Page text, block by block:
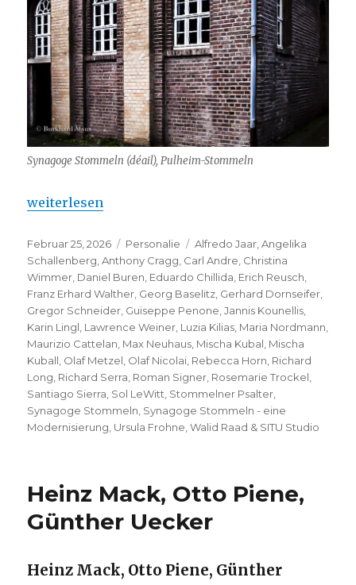
Synagoge Stommeln (déail), Pulheim-Stommeln
„Synagoge Stommeln – eine Modernisierung“
weiterlesen
Veröffentlicht
am
Februar 25, 2026 Kategorien
Personalie Schlagwörter
Alfredo Jaar ,Angelika
Schallenberg ,Anthony Cragg Carl Andre Christina
Wimmer Daniel Buren Eduardo Chillida Erich Reusch
Franz Erhard Walther Georg Baselitz Gerhard Dornseifer
Gregor Schneider Guiseppe Penone ,Jannis Kounellis
Karin Lingl Lawrence Weiner Luzia Kilias Maria Nordmann
Maurizio Cattelan Max Neuhaus Mischa Kubal Mischa
Kuball Olaf Metzel Olaf Nicolai Rebecca Horn Richard
Long Richard Serra Roman Signer Rosemarie Trockel
Santiago Sierra Sol LeWitt Stommelner Psalter
Synagoge Stommeln Synagoge Stommeln - eine
Modernisierung Ursula Frohne ,Walid Raad & SITU Studio
Heinz Mack, Otto Piene,
Günther Uecker
Heinz Mack, Otto Piene, Günther